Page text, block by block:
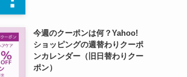
今週のクーポンは何？Yahoo!
ショッピングの週替わりクーポ
ンカレンダー（旧日替わりクー
ポン）